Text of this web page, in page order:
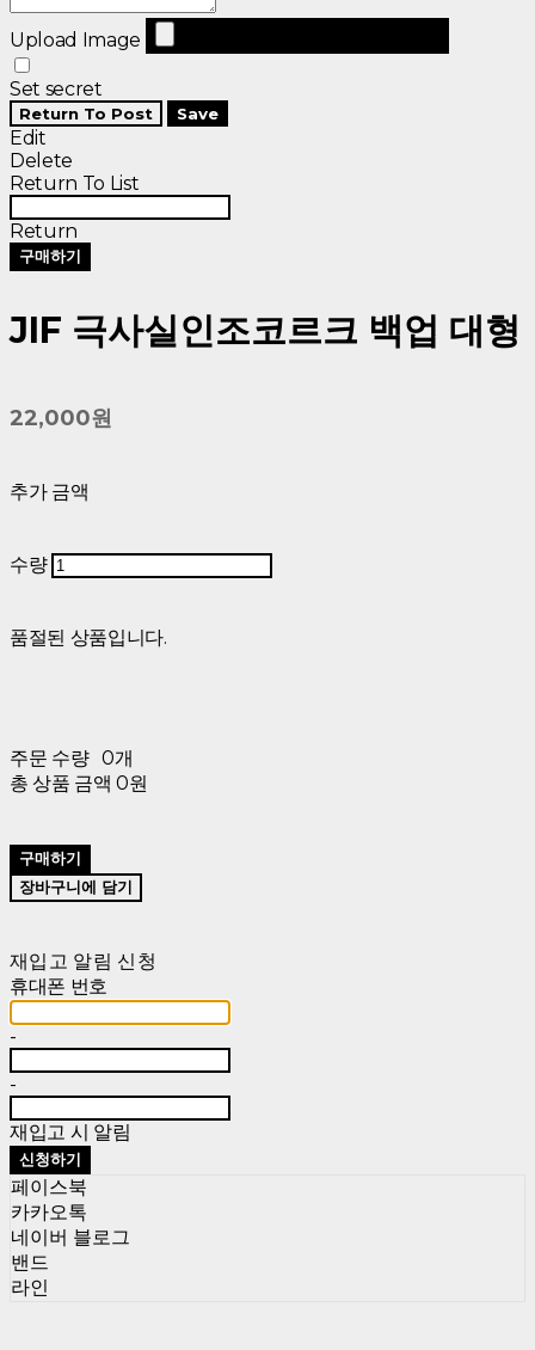
Upload Image
Set secret
Return To Post Save
Edit
Delete
Return To List
Return
구매하기
JIF 극사실인조코르크 백업 대형
22,000원
추가 금액
수량
품절된 상품입니다.
주문 수량 0개
총 상품 금액 0원
구매하기
장바구니에 담기
재입고 알림 신청
휴대폰 번호
-
-
재입고 시 알림
신청하기
페이스북
카카오톡
네이버 블로그
밴드
라인